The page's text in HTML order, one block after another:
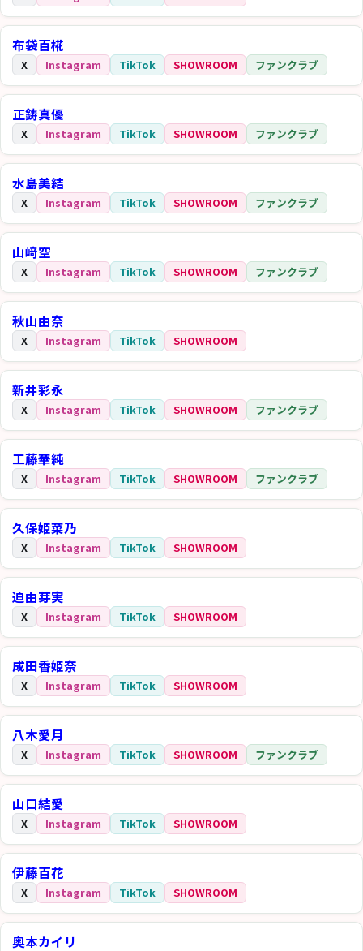
布袋百椛
X Instagram TikTok SHOWROOM ファンクラブ
正鋳真優
X Instagram TikTok SHOWROOM ファンクラブ
水島美結
X Instagram TikTok SHOWROOM ファンクラブ
山﨑空
X Instagram TikTok SHOWROOM ファンクラブ
秋山由奈
X Instagram TikTok SHOWROOM
新井彩永
X Instagram TikTok SHOWROOM ファンクラブ
工藤華純
X Instagram TikTok SHOWROOM ファンクラブ
久保姫菜乃
X Instagram TikTok SHOWROOM
迫由芽実
X Instagram TikTok SHOWROOM
成田香姫奈
X Instagram TikTok SHOWROOM
八木愛月
X Instagram TikTok SHOWROOM ファンクラブ
山口結愛
X Instagram TikTok SHOWROOM
伊藤百花
X Instagram TikTok SHOWROOM
奥本カイリ